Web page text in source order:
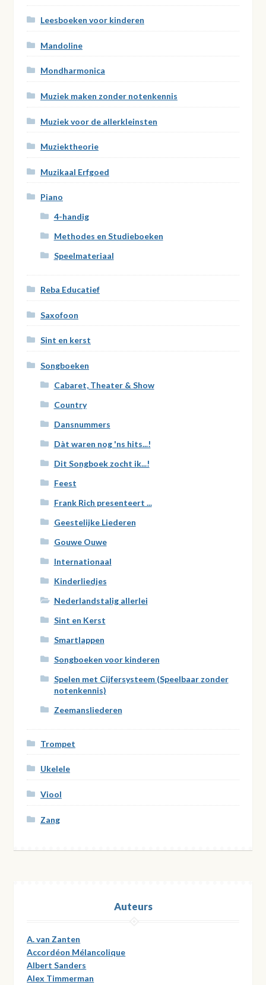
Leesboeken voor kinderen
Mandoline
Mondharmonica
Muziek maken zonder notenkennis
Muziek voor de allerkleinsten
Muziektheorie
Muzikaal Erfgoed
Piano
4-handig
Methodes en Studieboeken
Speelmateriaal
Reba Educatief
Saxofoon
Sint en kerst
Songboeken
Cabaret, Theater & Show
Country
Dansnummers
Dàt waren nog 'ns hits...!
Dit Songboek zocht ik...!
Feest
Frank Rich presenteert ...
Geestelijke Liederen
Gouwe Ouwe
Internationaal
Kinderliedjes
Nederlandstalig allerlei
Sint en Kerst
Smartlappen
Songboeken voor kinderen
Spelen met Cijfersysteem (Speelbaar zonder
notenkennis)
Zeemansliederen
Trompet
Ukelele
Viool
Zang
Auteurs
A. van Zanten
Accordéon Mélancolique
Albert Sanders
Alex Timmerman